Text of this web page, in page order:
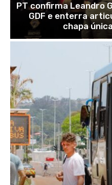
PT confirma Leandro
GDF e enterra
chapa